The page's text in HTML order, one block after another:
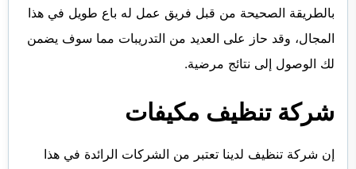
بالطريقة الصحيحة من قبل فريق عمل له باع طويل في هذا
المجال، وقد حاز على العديد من التدريبات مما سوف يضمن
لك الوصول إلى نتائج مرضية.
شركة تنظيف مكيفات
إن شركة تنظيف لدينا تعتبر من الشركات الرائدة في هذا